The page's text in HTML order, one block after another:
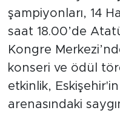
şampiyonları, 14
saat 18.00’de
Kongre
konseri ve ödül
etkinlik,
arenasındaki